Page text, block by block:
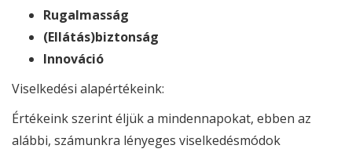
Rugalmasság
(Ellátás)biztonság
Innováció
Viselkedési alapértékeink:
Értékeink szerint éljük a mindennapokat, ebben az
alábbi, számunkra lényeges viselkedésmódok